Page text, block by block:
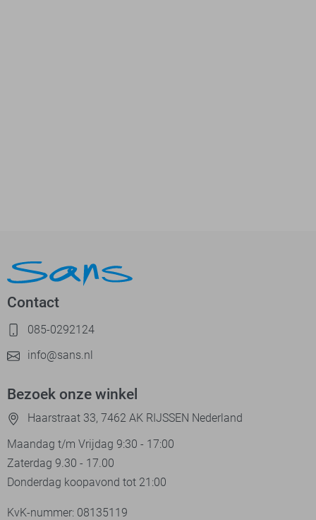
Contact
085-0292124
info@sans.nl
Bezoek onze winkel
Haarstraat 33, 7462 AK RIJSSEN Nederland
Maandag t/m Vrijdag 9:30 - 17:00
Zaterdag 9.30 - 17.00
Donderdag koopavond tot 21:00
KvK-nummer: 08135119